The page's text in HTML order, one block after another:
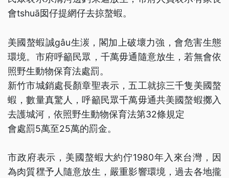
會tshuā囡仔提網仔去掠螯蝦。
美國螯蝦誠gâu生湠，閣加上破壞力強，會危害生態
環境。市府呼籲民眾，千萬毋通隨意放生，若無會依
照野生動物保育法處罰。
新竹市城銷處長顏章聖表示，五工就掠三千隻美國螯
蝦，數量真驚人，呼籲民眾千萬毋通共美國螯蝦擲入
去護城河，依照野生動物保育法第32條規定
會處罰5萬至25萬的罰金。
市政府表示，美國螯蝦大約佇1980年入來台灣，因
為肉質䆀予人隨意放生，嚴重影響環境，過去各地攏